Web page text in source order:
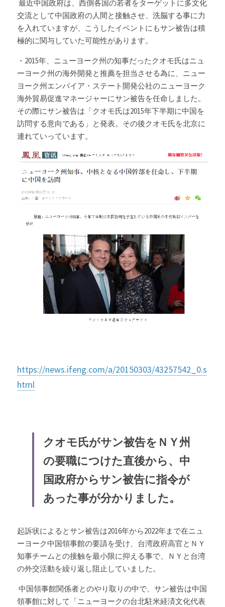
交流として中国政府の人間と接触させ、洗脳する事に力
を入れていますが、こうしたイベントにもサン被告は積
極的に関与していた可能性があります。
・2015年、ニューヨーク州の知事だったクオモ氏はニュ
ーヨーク州の海外開発と推薦を担当させる為に、ニュー
ヨーク州エンパイア・ステート開発公社のニューヨーク
海外貿易促進マネージャーにサン被告を任命しました。
その際にサン被告は「クオモ氏は2015年下半期に中国を
訪問する意向である」と発表。その後クオモ氏を北京に
連れていっています。
https://news.ifeng.com/a/20150303/43257542_0.s
html
クオモ氏がサン被告をＮＹ州
の要職につけた直後から、中
国政府からサン被告に指令が
あった事が分かりました。
起訴状によるとサン被告は2016年から2022年まで在ニュ
ーヨーク中国領事館の要請を受け、台湾政府高官とＮＹ
知事チームとの接触を最小限に抑える事で、ＮＹと台湾
の外交活動を繰り返し阻止していました。
領事館に対して「ニューヨークの台北駐米経済文化代表